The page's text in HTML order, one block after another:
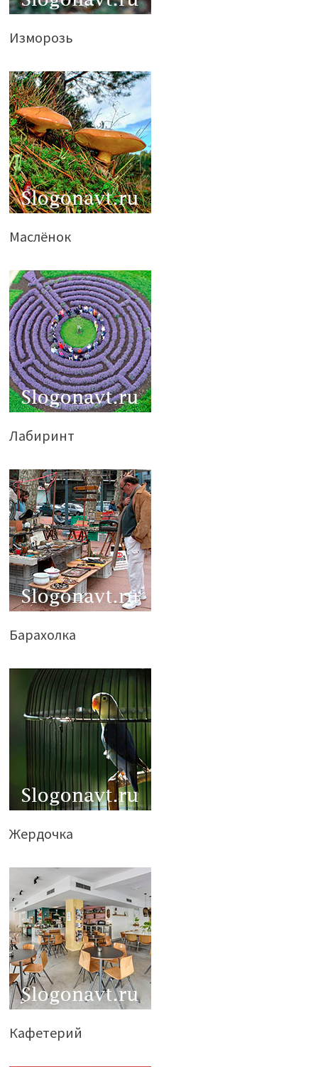
Изморозь
Маслёнок
Лабиринт
Барахолка
Жердочка
Кафетерий